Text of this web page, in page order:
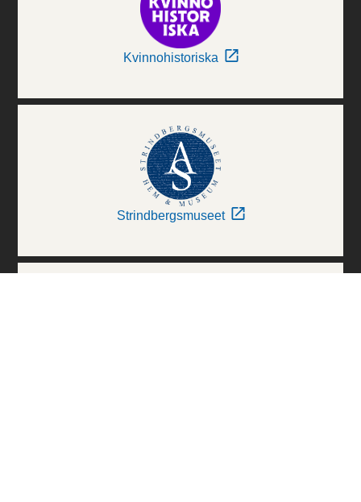
Kvinnohistoriska
Strindbergsmuseet